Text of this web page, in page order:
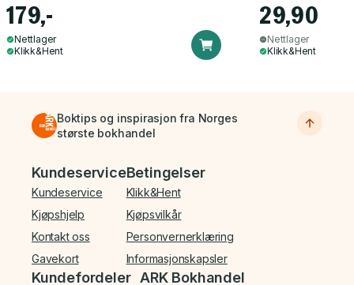
179,-
Nettlager
Klikk&Hent
29,90
Nettlager
Klikk&Hent
Boktips og inspirasjon fra Norges
største bokhandel
Bunnmeny
Kundeservice
Kundeservice
Kjøpshjelp
Kontakt oss
Gavekort
Betingelser
Klikk&Hent
Kjøpsvilkår
Personvernerklæring
Informasjonskapsler
Kundefordeler ARK Bokhandel